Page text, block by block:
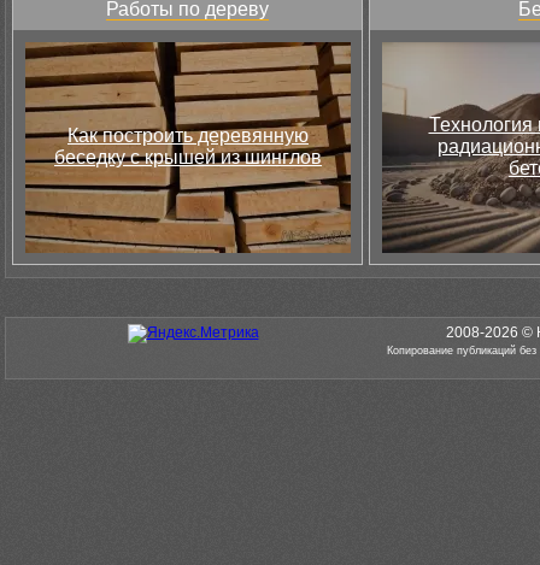
Работы по дереву
Как построить деревянную
беседку с крышей из шинглов
Технология
2008-2026 ©
Копирование публикаций